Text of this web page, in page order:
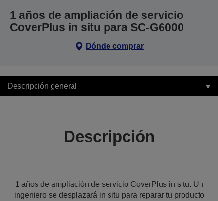
1 años de ampliación de servicio
CoverPlus in situ para SC-G6000
Dónde comprar
Descripción general
Descripción
1 años de ampliación de servicio CoverPlus in situ. Un
ingeniero se desplazará in situ para reparar tu producto